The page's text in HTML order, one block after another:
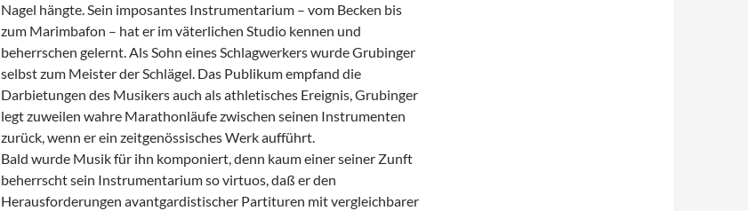
Nagel hängte. Sein imposantes Instrumentarium – vom Becken bis
zum Marimbafon – hat er im väterlichen Studio kennen und
beherrschen gelernt. Als Sohn eines Schlagwerkers wurde Grubinger
selbst zum Meister der Schlägel. Das Publikum empfand die
Darbietungen des Musikers auch als athletisches Ereignis, Grubinger
legt zuweilen wahre Marathonläufe zwischen seinen Instrumenten
zurück, wenn er ein zeitgenössisches Werk aufführt.
Bald wurde Musik für ihn komponiert, denn kaum einer seiner Zunft
beherrscht sein Instrumentarium so virtuos, daß er den
Herausforderungen avantgardistischer Partituren mit vergleichbarer